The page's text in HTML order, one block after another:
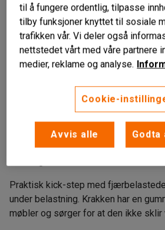
Fjærbelastede hjul
Slitesterk plast
Praktisk kick-step med
under belastning. Krakken har en
møbler og sørger for at den ikke sklir
til å fungere ordentlig, tilpasse
tilby funksjoner knyttet til sosiale
trafikken vår. Vi deler også
nettstedet vårt med våre partnere
medier, reklame og analyse.
Cookie-
Avvis alle